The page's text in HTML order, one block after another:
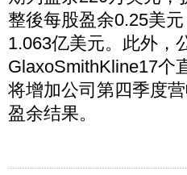
整後每股盈余0.25美
1.063亿美元。此外，
GlaxoSmithKline17个
将增加公司第四季度
盈余结果。